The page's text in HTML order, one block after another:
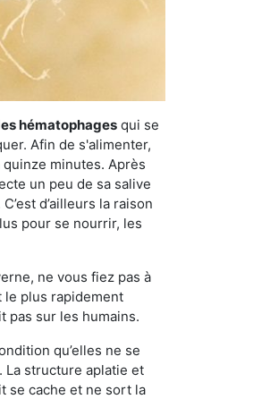
hématophages qui se
Afin de s'alimenter,
minutes. Après
un peu de sa salive
d’ailleurs la raison
pour se nourrir, les
ne vous fiez pas à
le plus rapidement
pas sur les humains.
qu’elles ne se
La structure aplatie et
se cache et ne sort la